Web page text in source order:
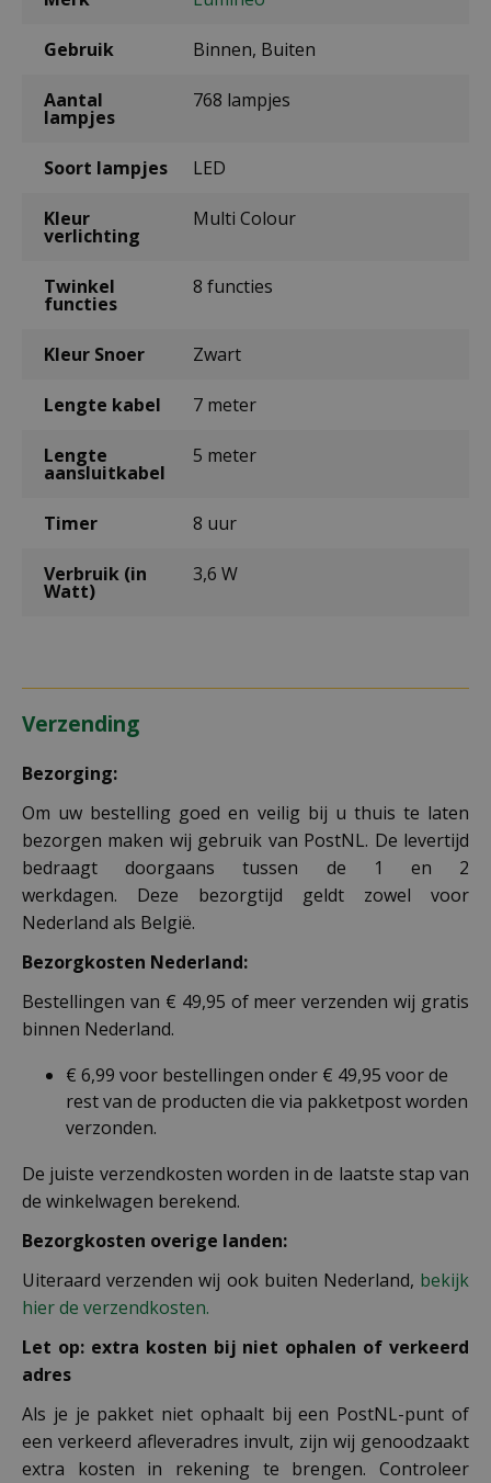
Gebruik Binnen, Buiten
Aantal
lampjes
768 lampjes
Soort lampjes LED
Kleur
verlichting
Multi Colour
Twinkel
functies
8 functies
Kleur Snoer Zwart
Lengte kabel 7 meter
Lengte
aansluitkabel
5 meter
Timer 8 uur
Verbruik (in
Watt)
3,6 W
Verzending
Bezorging:
Om uw bestelling goed en veilig bij u thuis te laten
bezorgen maken wij gebruik van PostNL. De levertijd
bedraagt doorgaans tussen de 1 en 2
werkdagen. Deze bezorgtijd geldt zowel voor
Nederland als België.
Bezorgkosten Nederland:
Bestellingen van € 49,95 of meer verzenden wij gratis
binnen Nederland.
€ 6,99 voor bestellingen onder € 49,95 voor de
rest van de producten die via pakketpost worden
verzonden.
De juiste verzendkosten worden in de laatste stap van
de winkelwagen berekend.
Bezorgkosten overige landen:
Uiteraard verzenden wij ook buiten Nederland, bekijk
hier de verzendkosten.
Let op: extra kosten bij niet ophalen of verkeerd
adres
Als je je pakket niet ophaalt bij een PostNL-punt of
een verkeerd afleveradres invult, zijn wij genoodzaakt
extra kosten in rekening te brengen. Controleer